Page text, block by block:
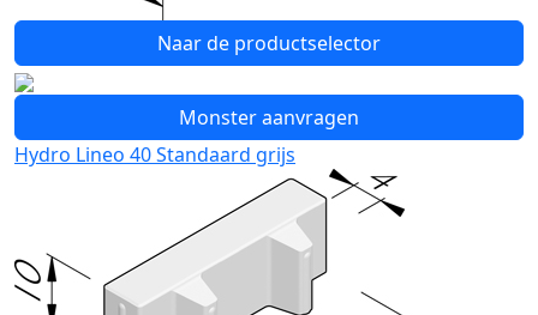
Naar de productselector
Monster aanvragen
Hydro Lineo 40 Standaard grijs